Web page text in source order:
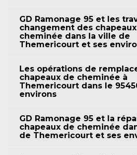
GD Ramonage 95 et les
changement des
cheminée dans la ville de
Themericourt et ses
Les opérations de
chapeaux de cheminée à
Themericourt dans le
environs
GD Ramonage 95 et la
chapeaux de cheminée
de Themericourt et ses